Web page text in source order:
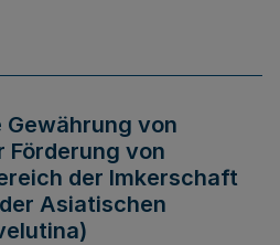
Gewährung von
Förderung von
der Imkerschaft
Asiatischen